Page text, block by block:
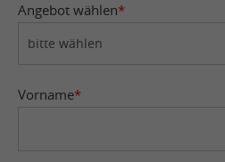
Angebot wählen*
Vorname*